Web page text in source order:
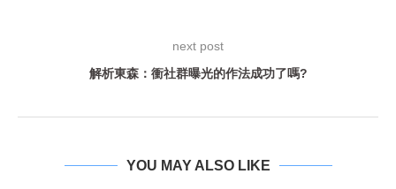
next post
解析東森：衝社群曝光的作法成功了嗎?
YOU MAY ALSO LIKE